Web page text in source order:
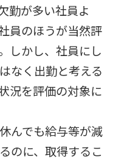
勤が多い社員よ
員のほうが当然評
しかし、社員にし
なく出勤と考える
況を評価の対象に
んでも給与等が減
のに、取得するこ